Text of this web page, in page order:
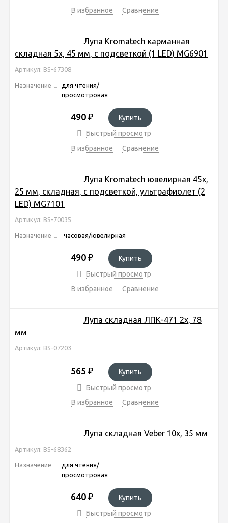
В избранное
Сравнение
Лупа Kromatech карманная
складная 5х, 45 мм, с подсветкой (1 LED) MG6901
Артикул: BS-67308
Назначение
для чтения/
просмотровая
490 ₽
Купить
Быстрый просмотр
В избранное
Сравнение
Лупа Kromatech ювелирная 45х,
25 мм, складная, с подсветкой, ультрафиолет (2
LED) MG7101
Артикул: BS-70035
Назначение часовая/ювелирная
490 ₽
Купить
Быстрый просмотр
В избранное
Сравнение
Лупа складная ЛПК-471 2x, 78
мм
Артикул: BS-07203
565 ₽
Купить
Быстрый просмотр
В избранное
Сравнение
Лупа складная Veber 10x, 35 мм
Артикул: BS-68362
Назначение
для чтения/
просмотровая
640 ₽
Купить
Быстрый просмотр